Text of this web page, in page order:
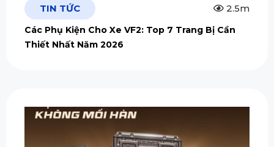
TIN TỨC 2.5m
Các Phụ Kiện Cho Xe VF2: Top 7 Trang Bị Cần
Thiết Nhất Năm 2026